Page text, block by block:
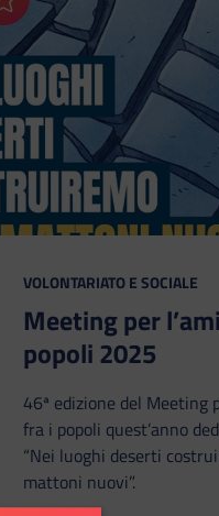
Aggiungi ai preferiti
CATEGORIA:
VOLONTARIATO E SOCIALE
Meeting per
popoli 2025
46ª edizione del Meeting
fra i popoli quest’anno
“Nei luoghi deserti
mattoni nuovi”.